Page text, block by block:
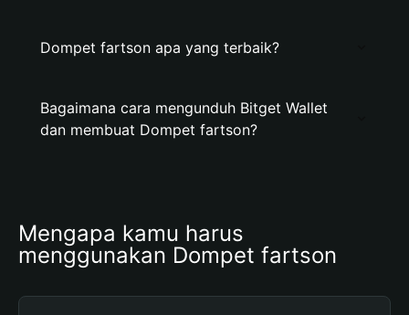
Dompet fartson apa yang terbaik?
Bagaimana cara mengunduh Bitget Wallet
dan membuat Dompet fartson?
Mengapa kamu harus
menggunakan Dompet fartson